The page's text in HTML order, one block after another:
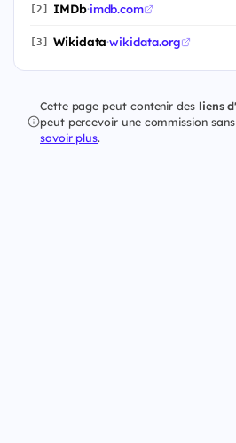
[2] IMDb·imdb.com
[3] Wikidata·wikidata.org
Cette page peut contenir des liens
peut percevoir une commission
savoir plus.